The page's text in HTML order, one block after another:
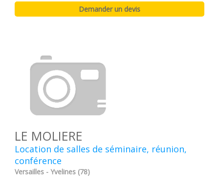
LE MOLIERE
Location de salles de séminaire, réunion,
conférence
Versailles - Yvelines (78)